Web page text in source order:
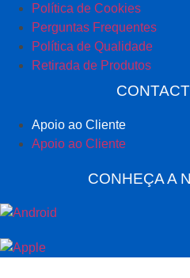
Política de Cookies
Perguntas Frequentes
Política de Qualidade
Retirada de Produtos
Apoio ao Cliente
Apoio ao Cliente
CONHEÇA A